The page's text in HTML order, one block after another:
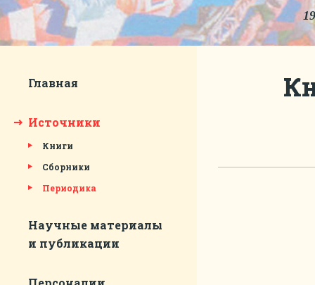
Главная
Источники
Книги
Сборники
Периодика
Научные материалы
и публикации